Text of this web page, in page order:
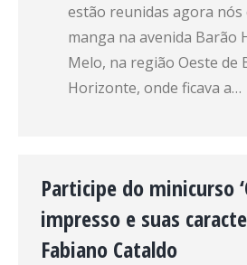
estão reunidas agora nós
manga na avenida Barão
Melo, na região Oeste de
Horizonte, onde ficava a…
Participe do minicurso
impresso e suas
Fabiano Cataldo